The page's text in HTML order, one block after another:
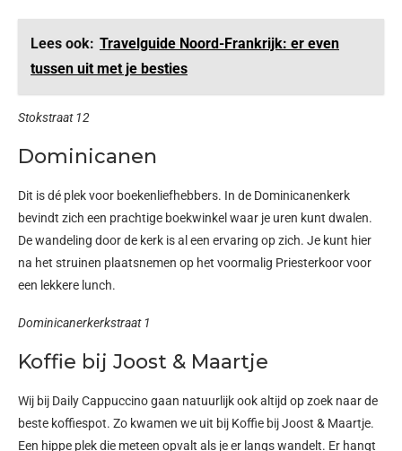
Lees ook: Travelguide Noord-Frankrijk: er even
tussen uit met je besties
Stokstraat 12
Dominicanen
Dit is dé plek voor boekenliefhebbers. In de Dominicanenkerk
bevindt zich een prachtige boekwinkel waar je uren kunt dwalen.
De wandeling door de kerk is al een ervaring op zich. Je kunt hier
na het struinen plaatsnemen op het voormalig Priesterkoor voor
een lekkere lunch.
Dominicanerkerkstraat 1
Koffie bij Joost & Maartje
Wij bij Daily Cappuccino gaan natuurlijk ook altijd op zoek naar de
beste koffiespot. Zo kwamen we uit bij Koffie bij Joost & Maartje.
Een hippe plek die meteen opvalt als je er langs wandelt. Er hangt